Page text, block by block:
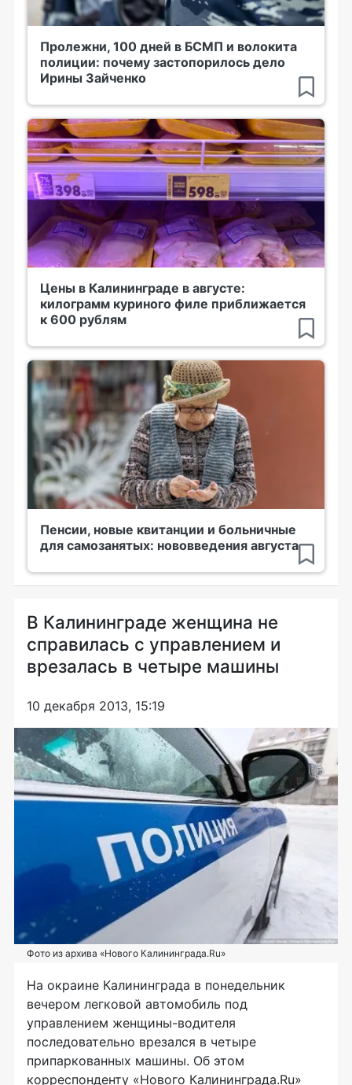
Пролежни, 100 дней в БСМП и волокита
полиции: почему застопорилось дело
Ирины Зайченко
Цены в Калининграде в августе:
килограмм куриного филе приближается
к 600 рублям
Пенсии, новые квитанции и больничные
для самозанятых: нововведения августа
В Калининграде женщина не
справилась с управлением и
врезалась в четыре машины
10 декабря 2013, 15:19
Фото из архива «Нового Калининграда.Ru»
На окраине Калининграда в понедельник
вечером легковой автомобиль под
управлением женщины-водителя
последовательно врезался в четыре
припаркованных машины. Об этом
корреспонденту «Нового Калининграда.Ru»